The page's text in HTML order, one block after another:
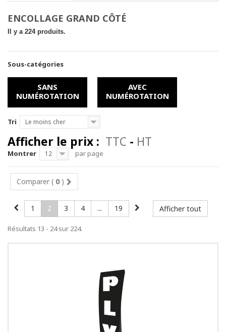
ENCOLLAGE GRAND CÔTÉ
Il y a 224 produits.
Sous-catégories
SANS
NUMÉROTATION
AVEC
NUMÉROTATION
Tri Le moins cher
Afficher le prix : TTC - HT
Montrer 12 par page
Comparer ( 0 )
Afficher tout
1 2 3 4 ... 19
Résultats 13 - 24 sur 224.